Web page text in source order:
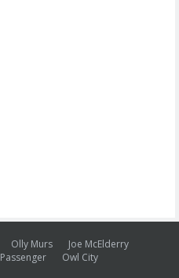
Olly Murs
Joe McElderry
Passenger
Owl City